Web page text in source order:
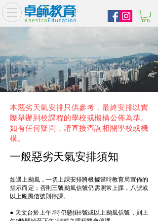
本惡劣天氣安排只供參考，最終安排以實
際舉辦到校課程的學校或機構公佈為準。
如有任何疑問，請直接查詢相關學校或機
構。
一般惡劣天氣安排須知
如遇上颱風，一切上課安排將根據當時教育局宣佈的
指示而定；否則三號颱風信號仍需照常上課，八號或
以上颱風信號則停課。
● 天文台於上午7時仍懸掛8號或以上颱風信號，則上